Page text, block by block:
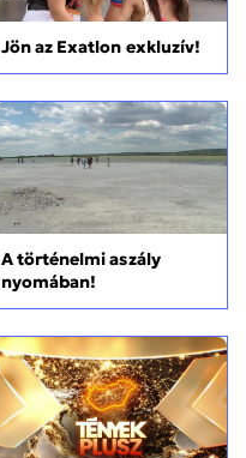
Jön az Exatlon exkluzív!
A történelmi aszály
nyomában!